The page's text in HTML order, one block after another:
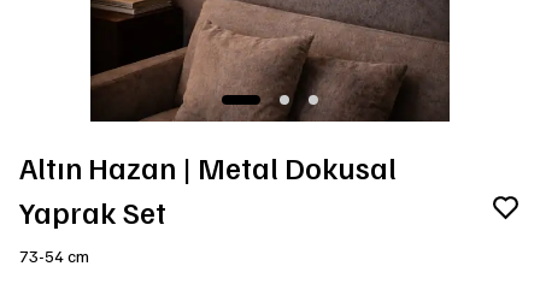
Altın Hazan | Metal Dokusal
Yaprak Set
73-54 cm